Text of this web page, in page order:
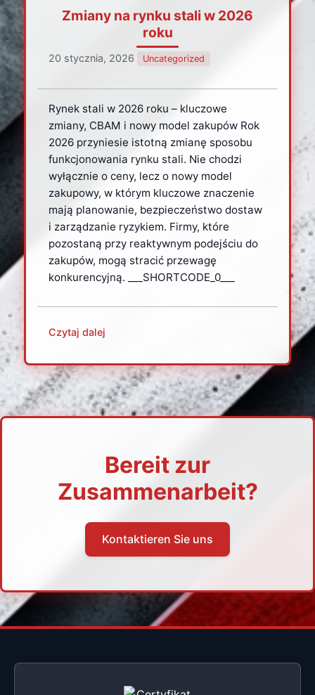
Zmiany na rynku stali w 2026
roku
20 stycznia, 2026 Uncategorized
Rynek stali w 2026 roku – kluczowe
zmiany, CBAM i nowy model zakupów Rok
2026 przyniesie istotną zmianę sposobu
funkcjonowania rynku stali. Nie chodzi
wyłącznie o ceny, lecz o nowy model
zakupowy, w którym kluczowe znaczenie
mają planowanie, bezpieczeństwo dostaw
i zarządzanie ryzykiem. Firmy, które
pozostaną przy reaktywnym podejściu do
zakupów, mogą stracić przewagę
konkurencyjną. ___SHORTCODE_0___
Czytaj dalej
Bereit zur
Zusammenarbeit?
Kontaktieren Sie uns